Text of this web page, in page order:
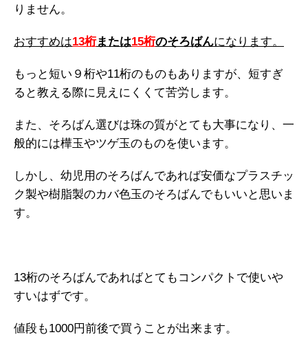
りません。
おすすめは13桁または15桁のそろばんになります。
もっと短い９桁や11桁のものもありますが、短すぎ
ると教える際に見えにくくて苦労します。
また、そろばん選びは珠の質がとても大事になり、一
般的には樺玉やツゲ玉のものを使います。
しかし、幼児用のそろばんであれば安価なプラスチッ
ク製や樹脂製のカバ色玉のそろばんでもいいと思いま
す。
13桁のそろばんであればとてもコンパクトで使いや
すいはずです。
値段も1000円前後で買うことが出来ます。